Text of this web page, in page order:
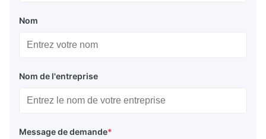
Nom
Nom de l'entreprise
Message de demande*